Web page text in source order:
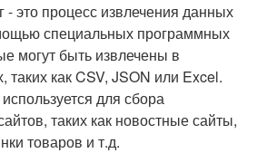
- это процесс извлечения данных
специальных программных
могут быть извлечены в
как CSV, JSON или Excel.
для сбора
таких как новостные сайты,
товаров и т.д.